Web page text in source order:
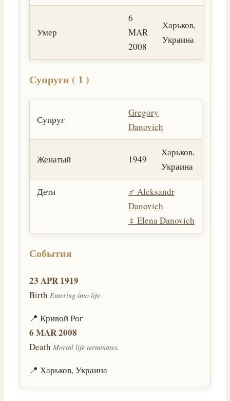
Умер
6
MAR
2008
Харьков,
Украина
Супруги ( 1 )
Супруг
Gregory
Danovich
Женатый 1949
Харьков,
Украина
Дети ♂️ Aleksandr
Danovich
♀️ Elena Danovich
События
23 APR 1919
Birth Entering into life.
📍 Кривой Рог
6 MAR 2008
Death Mortal life terminates.
📍 Харьков, Украина